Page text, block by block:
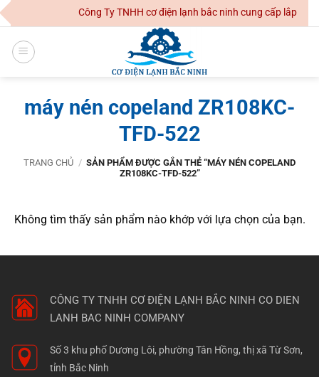
Skip
to
content
Công Ty TNHH cơ điện lạnh bắc ninh cung cấp lắp
máy nén copeland ZR108KC-
TFD-522
TRANG CHỦ / SẢN PHẨM ĐƯỢC GẮN THẺ “MÁY NÉN COPELAND
ZR108KC-TFD-522”
Không tìm thấy sản phẩm nào khớp với lựa chọn của bạn.
CÔNG TY TNHH CƠ ĐIỆN LẠNH BẮC NINH CO DIEN
LANH BAC NINH COMPANY
Số 3 khu phố Dương Lôi, phường Tân Hồng, thị xã Từ Sơn,
tỉnh Bắc Ninh